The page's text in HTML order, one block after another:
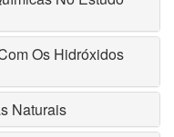
Os Hidróxidos
Naturais